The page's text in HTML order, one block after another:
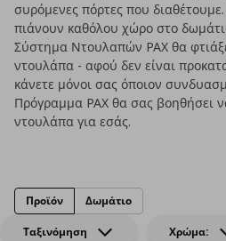
συρόμενες πόρτες που
πιάνουν καθόλου χώρο στο
Σύστημα Ντουλαπών PAX θα
ντουλάπα - αφού δεν είναι
κάνετε μόνοι σας όποιον
Πρόγραμμα PAX θα σας βοηθήσει
ντουλάπα για εσάς.
Ταξινόμηση Χρώμα:
Προϊόν Δωμάτιο